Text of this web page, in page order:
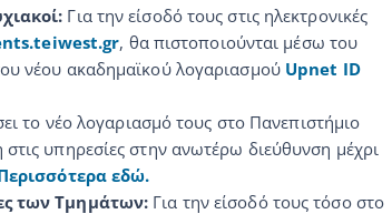
Για την είσοδό τους στις ηλεκτρονικές
, θα πιστοποιούνται μέσω του
νέου ακαδημαϊκού λογαριασμού Upnet ID
το νέο λογαριασμό τους στο Πανεπιστήμιο
υπηρεσίες στην ανωτέρω διεύθυνση μέχρι
εδώ.
των Τμημάτων: Για την είσοδό τους τόσο στο